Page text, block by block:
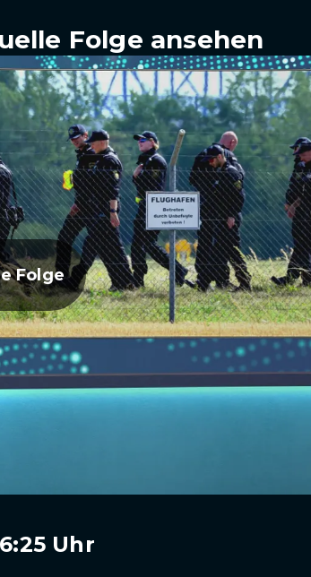
Folge ansehen
Folge
Uhr